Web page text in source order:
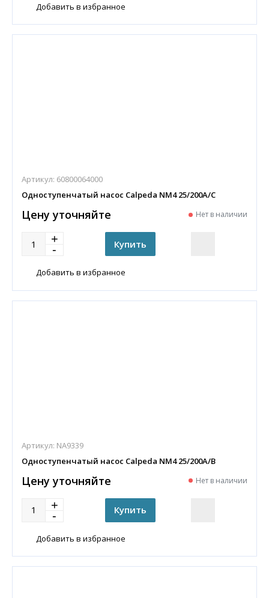
Добавить в избранное
Артикул: 60800064000
Одноступенчатый насос Calpeda NM4 25/200A/C
Цену уточняйте Нет в наличии
Добавить в избранное
Артикул: NA9339
Одноступенчатый насос Calpeda NM4 25/200A/B
Цену уточняйте Нет в наличии
Добавить в избранное